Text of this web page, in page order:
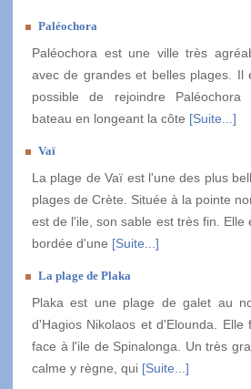
Paléochora
Paléochora est une ville très
avec de grandes et belles plages. Il
possible de rejoindre Paléochora
bateau en longeant la côte [Suite...]
Vaï
La plage de Vaï est l'une des plus
plages de Crète. Située à la pointe
est de l'ile, son sable est très fin. Elle
bordée d'une [Suite...]
La plage de Plaka
Plaka est une plage de galet au
d'Hagios Nikolaos et d'Elounda. Elle
face à l'ile de Spinalonga. Un très
calme y règne, qui [Suite...]